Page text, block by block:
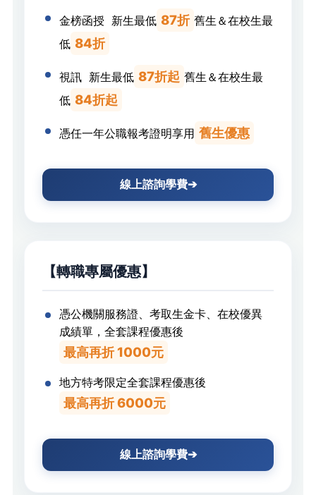
金榜函授 新生最低 87折 舊生＆在校生最
低 84折
視訊 新生最低 87折起 舊生＆在校生最
低 84折起
憑任一年公職報考證明享用 舊生優惠
線上諮詢學費➔
【轉職專屬優惠】
憑公機關服務證、考取生金卡、在校優異
成績單 ，全套課程優惠後
最高再折 1000元
地方特考限定全套課程優惠後
最高再折 6000元
線上諮詢學費➔